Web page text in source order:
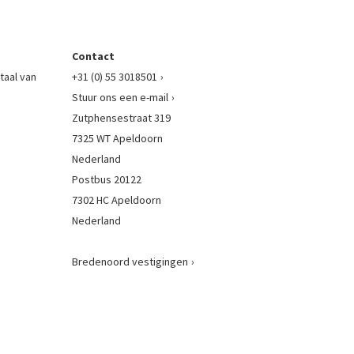
van
Contact
+31 (0) 55 3018501
Stuur ons een e-mail
Zutphensestraat 319
7325 WT Apeldoorn
Nederland
Postbus 20122
7302 HC Apeldoorn
Nederland
Bredenoord vestigingen